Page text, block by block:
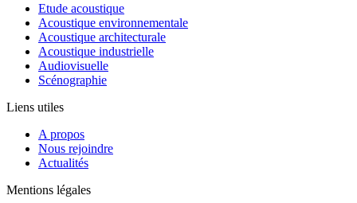
Etude acoustique
Acoustique environnementale
Acoustique architecturale
Acoustique industrielle
Audiovisuelle
Scénographie
Liens utiles
A propos
Nous rejoindre
Actualités
Mentions légales